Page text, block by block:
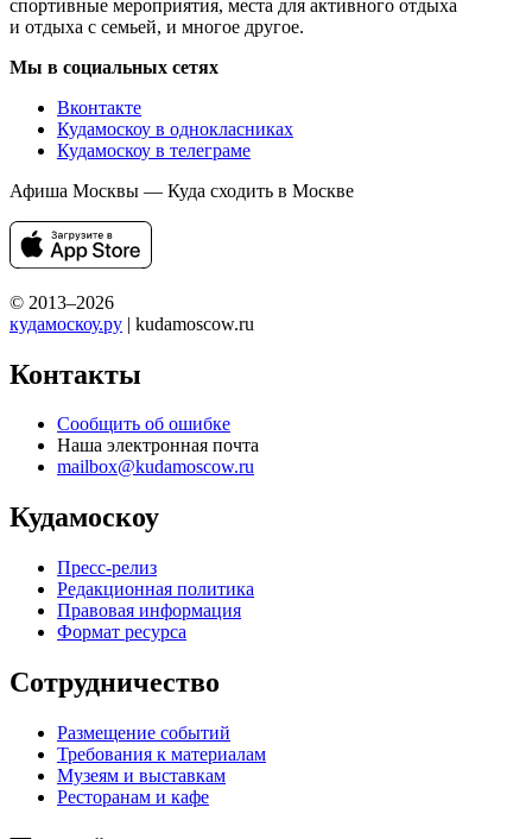
спортивные мероприятия, места для активного отдыха
и отдыха с семьей, и многое другое.
Мы в социальных сетях
Вконтакте
Кудамоскоу в однокласниках
Кудамоскоу в телеграме
Афиша Москвы — Куда сходить в Москве
© 2013–2026
кудамоскоу.ру | kudamoscow.ru
Контакты
Сообщить об ошибке
Наша электронная почта
mailbox@kudamoscow.ru
Кудамоскоу
Пресс-релиз
Редакционная политика
Правовая информация
Формат ресурса
Сотрудничество
Размещение событий
Требования к материалам
Музеям и выставкам
Ресторанам и кафе